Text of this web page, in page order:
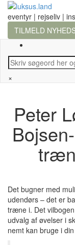
eventyr | rejseliv |
TILMELD
×
Peter
Det bugner med
udendørs – det er
træne i. Det
udvalg af øvelser i
nemt kan bruge i